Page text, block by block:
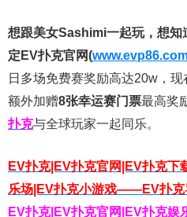
想跟美女Sashimi一起玩， 想知
定EV扑克官网(
日多场免费赛奖励高达20w，现
额外加赠8张幸运赛门票最高奖
扑克与全球玩家一起同乐。
EV扑克|EV扑克官网|EV扑克下
乐场|EV扑克小游戏——EV扑
EV扑克|EV扑克官网|EV扑克娱